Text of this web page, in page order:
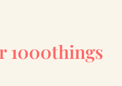
1000things